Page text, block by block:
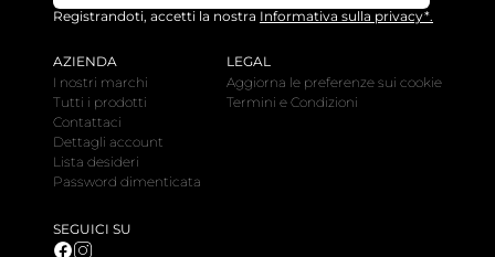
Registrandoti, accetti la nostra Informativa sulla privacy*.
AZIENDA
I nostri marchi
Tutti i prodotti
Contattaci
Dettagli account
Lista desideri
Password dimenticata
LEGAL
Aggiorna le preferenze sui cookie
Termini e Condizioni
SEGUICI SU